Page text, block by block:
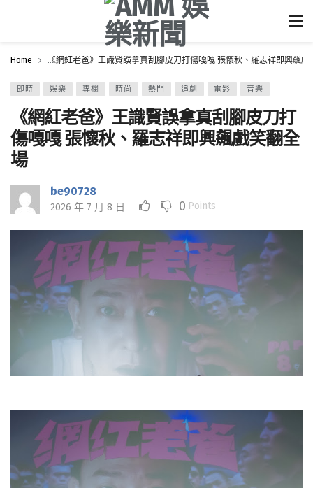
Home 《網紅老爸》王識賢誤拿真刮腳皮刀打傷嘎嘎 張懷秋、羅志祥即興飆戲
即時 娛樂 專欄 時尚 熱門 追劇 電影 音樂
《網紅老爸》王識賢誤拿真刮腳皮刀打
傷嘎嘎 張懷秋、羅志祥即興飆戲笑翻全
場
be90728
2026 年 7 月 8 日 0 Points